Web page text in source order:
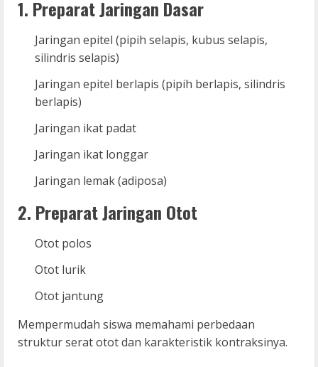
1. Preparat Jaringan Dasar
Jaringan epitel (pipih selapis, kubus selapis,
silindris selapis)
Jaringan epitel berlapis (pipih berlapis, silindris
berlapis)
Jaringan ikat padat
Jaringan ikat longgar
Jaringan lemak (adiposa)
2. Preparat Jaringan Otot
Otot polos
Otot lurik
Otot jantung
Mempermudah siswa memahami perbedaan
struktur serat otot dan karakteristik kontraksinya.